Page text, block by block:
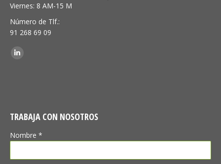
Viernes: 8 AM-15 M
Número de Tlf.:
91 268 69 09
Encuéntranos en:
Linkedin
TRABAJA CON NOSOTROS
Nombre *